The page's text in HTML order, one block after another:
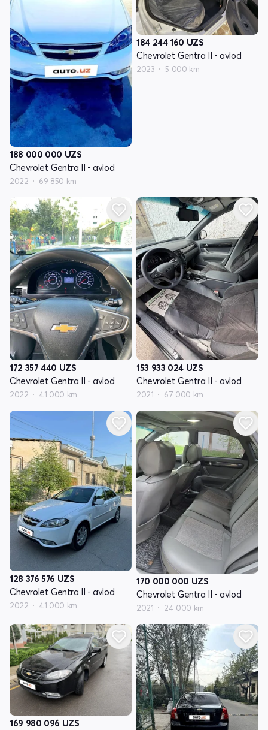
188 000 000 UZS
Chevrolet Gentra II - avlod
2022 69 850 km
184 244 160 UZS
Chevrolet Gentra II - avlod
2023 5 000 km
172 357 440 UZS
Chevrolet Gentra II - avlod
2022 41 000 km
153 933 024 UZS
Chevrolet Gentra II - avlod
2021 67 000 km
128 376 576 UZS
Chevrolet Gentra II - avlod
2022 41 000 km
170 000 000 UZS
Chevrolet Gentra II - avlod
2021 24 000 km
169 980 096 UZS